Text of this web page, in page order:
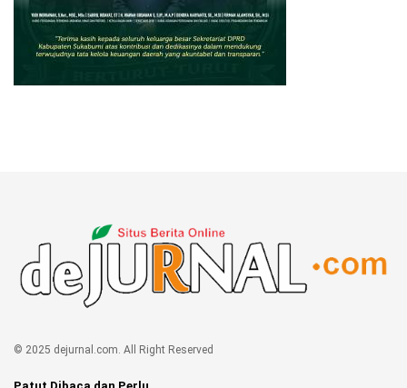
© 2025 dejurnal.com. All Right Reserved